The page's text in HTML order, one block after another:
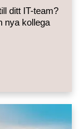
ditt IT-team?
nya kollega